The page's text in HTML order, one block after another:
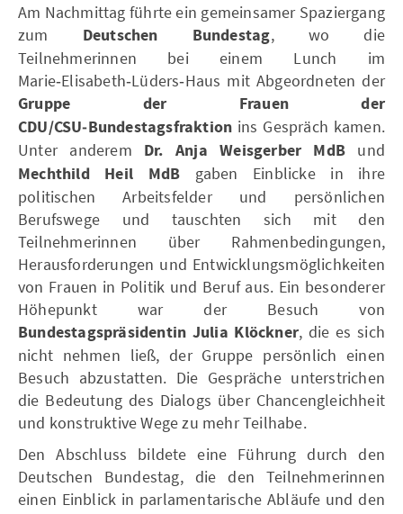
Am Nachmittag führte ein gemeinsamer Spaziergang
zum Deutschen Bundestag, wo die
Teilnehmerinnen bei einem Lunch im
Marie‑Elisabeth‑Lüders‑Haus mit Abgeordneten der
Gruppe der Frauen der
CDU/CSU‑Bundestagsfraktion ins Gespräch kamen.
Unter anderem Dr. Anja Weisgerber MdB und
Mechthild Heil MdB gaben Einblicke in ihre
politischen Arbeitsfelder und persönlichen
Berufswege und tauschten sich mit den
Teilnehmerinnen über Rahmenbedingungen,
Herausforderungen und Entwicklungsmöglichkeiten
von Frauen in Politik und Beruf aus. Ein besonderer
Höhepunkt war der Besuch von
Bundestagspräsidentin Julia Klöckner, die es sich
nicht nehmen ließ, der Gruppe persönlich einen
Besuch abzustatten. Die Gespräche unterstrichen
die Bedeutung des Dialogs über Chancengleichheit
und konstruktive Wege zu mehr Teilhabe.
Den Abschluss bildete eine Führung durch den
Deutschen Bundestag, die den Teilnehmerinnen
einen Einblick in parlamentarische Abläufe und den